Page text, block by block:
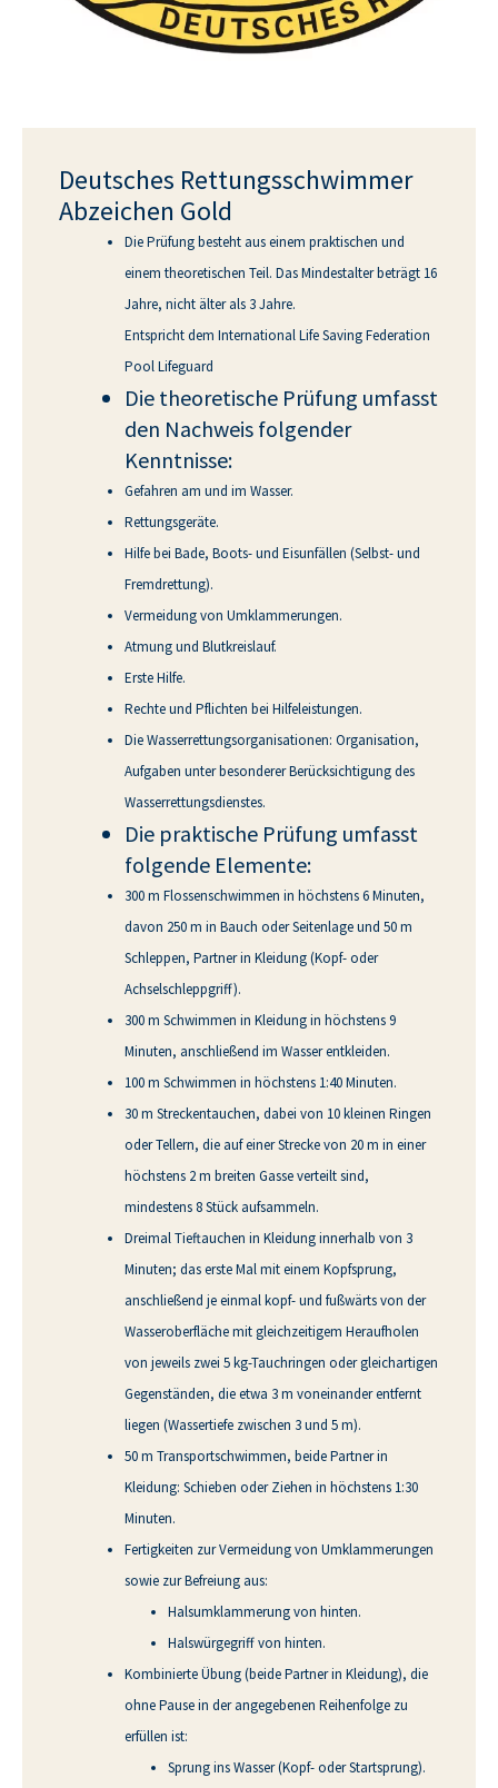
Deutsches Rettungs­schwimmer
Abzeichen Gold
Die Prüfung besteht aus einem praktischen und
einem theoretischen Teil. Das Mindestalter beträgt 16
Jahre, nicht älter als 3 Jahre.
Entspricht dem International Life Saving Federation
Pool Lifeguard
Die theoretische Prüfung umfasst
den Nachweis folgender
Kenntnisse:
Gefahren am und im Wasser.
Rettungsgeräte.
Hilfe bei Bade, Boots- und Eisunfällen (Selbst- und
Fremdrettung).
Vermeidung von Umklammerungen.
Atmung und Blutkreislauf.
Erste Hilfe.
Rechte und Pflichten bei Hilfeleistungen.
Die Wasserrettungsorganisationen: Organisation,
Aufgaben unter besonderer Berücksichtigung des
Wasserrettungsdienstes.
Die praktische Prüfung umfasst
folgende Elemente:
300 m Flossenschwimmen in höchstens 6 Minuten,
davon 250 m in Bauch oder Seitenlage und 50 m
Schleppen, Partner in Kleidung (Kopf- oder
Achselschleppgriff).
300 m Schwimmen in Kleidung in höchstens 9
Minuten, anschließend im Wasser entkleiden.
100 m Schwimmen in höchstens 1:40 Minuten.
30 m Streckentauchen, dabei von 10 kleinen Ringen
oder Tellern, die auf einer Strecke von 20 m in einer
höchstens 2 m breiten Gasse verteilt sind,
mindestens 8 Stück aufsammeln.
Dreimal Tieftauchen in Kleidung innerhalb von 3
Minuten; das erste Mal mit einem Kopfsprung,
anschließend je einmal kopf- und fußwärts von der
Wasseroberfläche mit gleichzeitigem Heraufholen
von jeweils zwei 5 kg-Tauchringen oder gleichartigen
Gegenständen, die etwa 3 m voneinander entfernt
liegen (Wassertiefe zwischen 3 und 5 m).
50 m Transportschwimmen, beide Partner in
Kleidung: Schieben oder Ziehen in höchstens 1:30
Minuten.
Fertigkeiten zur Vermeidung von Umklammerungen
sowie zur Befreiung aus:
Halsumklammerung von hinten.
Halswürgegriff von hinten.
Kombinierte Übung (beide Partner in Kleidung), die
ohne Pause in der angegebenen Reihenfolge zu
erfüllen ist:
Sprung ins Wasser (Kopf- oder Startsprung).